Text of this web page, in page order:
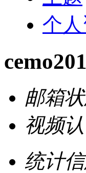
个
邮箱
视频
统计